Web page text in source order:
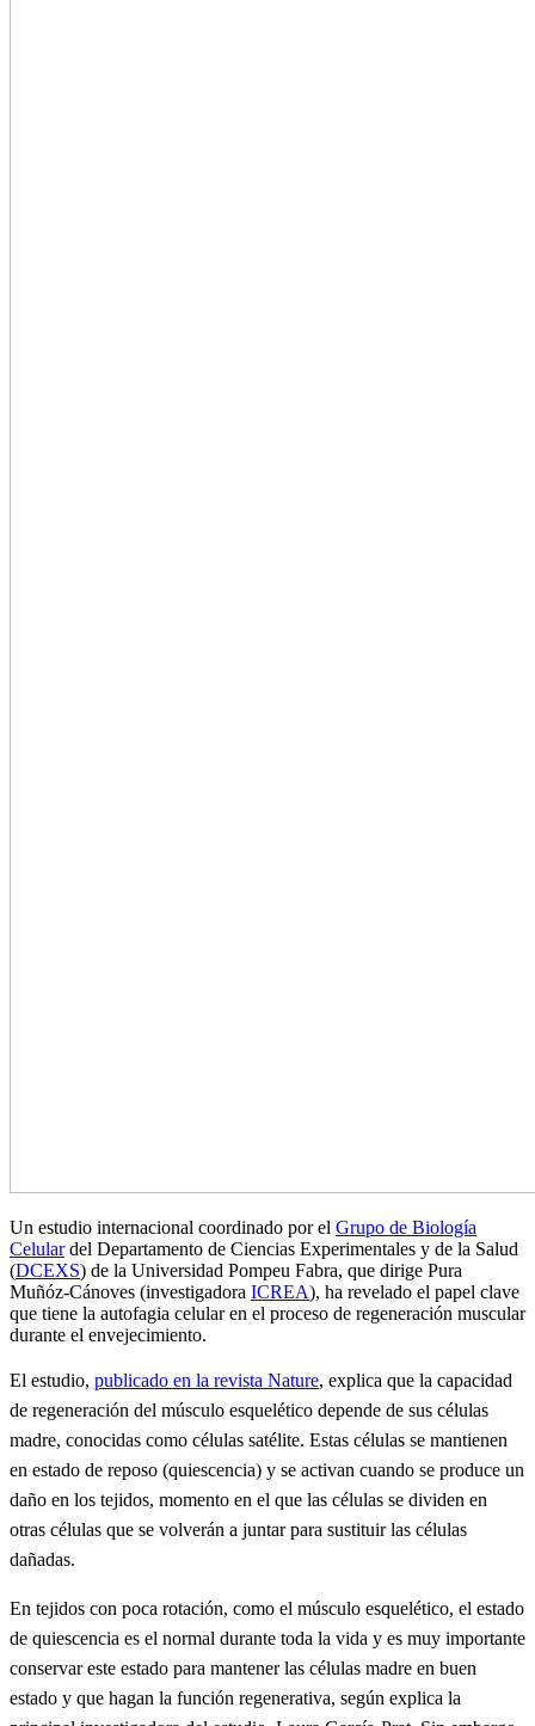
Un estudio internacional coordinado por el Grupo de Biología
Celulardel Departamento de Ciencias Experimentales y de la Salud
(DCEXS) de la Universidad Pompeu Fabra, que dirige Pura
Muñóz-Cánoves (investigadora ICREA), ha revelado el papel clave
que tiene la autofagia celular en el proceso de regeneración muscular
durante el envejecimiento.
El estudio, publicado en la revista Nature, explica que la capacidad
de regeneración del músculo esquelético depende de sus células
madre, conocidas como células satélite. Estas células se mantienen
en estado de reposo (quiescencia) y se activan cuando se produce un
daño en los tejidos, momento en el que las células se dividen en
otras células que se volverán a juntar para sustituir las células
dañadas.
En tejidos con poca rotación, como el músculo esquelético, el estado
de quiescencia es el normal durante toda la vida y es muy importante
conservar este estado para mantener las células madre en buen
estado y que hagan la función regenerativa, según explica la